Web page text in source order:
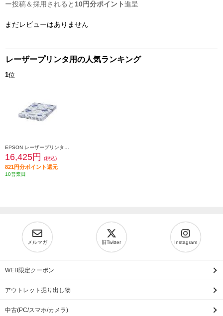
ー投稿＆採用されると 10円分ポイント進呈
まだレビューはありません
レーザープリンタ用の人気ランキング
1位
16,425円 (税込)
821円分ポイント還元
10営業日
メルマガ 旧Twitter Instagram
WEB限定クーポン
アウトレット掘り出し物
中古(PC/スマホ/カメラ)